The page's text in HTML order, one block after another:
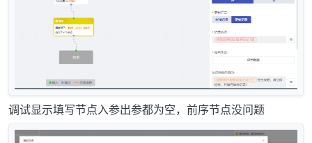
调试显示填写节点入参出参都为空，前序节点没问题